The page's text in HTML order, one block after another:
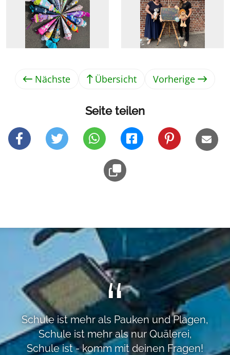
Nächste Übersicht Vorherige
Seite teilen
Schule ist mehr als Pauken und Plagen,
Schule ist mehr als nur Quälerei,
Schule ist - komm mit deinen Fragen!